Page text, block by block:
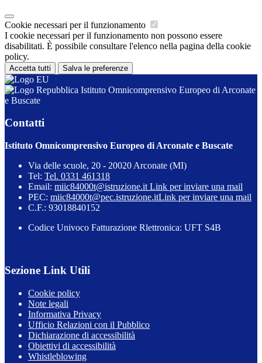
Cookie necessari per il funzionamento
I cookie necessari per il funzionamento non possono essere
disabilitati. È possibile consultare l'elenco nella pagina della cookie
policy.
Accetta tutti Salva le preferenze
Istituto Omnicomprensivo Europeo di Arconate
e Buscate
Contatti
Istituto Omnicomprensivo Europeo di Arconate e Buscate
Via delle scuole, 20 - 20020 Arconate (MI)
Tel: Tel. 0331 461318
Email: miic84000t@istruzione.it Link per inviare una mail
PEC: miic84000t@pec.istruzione.itLink per inviare una mail
C.F.: 93018840152
Codice Univoco Fatturazione Rlettronica: UFT S4B
Sezione Link Utili
Cookie policy
Note legali
Informativa Privacy
Ufficio Relazioni con il Pubblico
Dichiarazione di accessibilità
Obiettivi di accessibilità
Whistleblowing